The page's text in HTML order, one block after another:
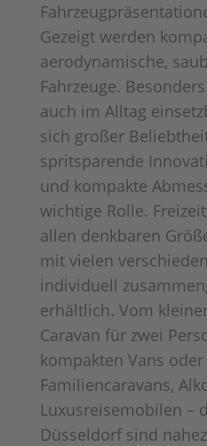
Gezeigt werden
aerodynamische,
Fahrzeuge.
auch im Alltag
sich großer
spritsparende
und kompakte
wichtige Rolle.
allen denkbaren
mit vielen
individuell
erhältlich. Vom
Caravan für zwei
kompakten Vans
Familiencaravans,
Luxusreisemobilen –
Düsseldorf sind